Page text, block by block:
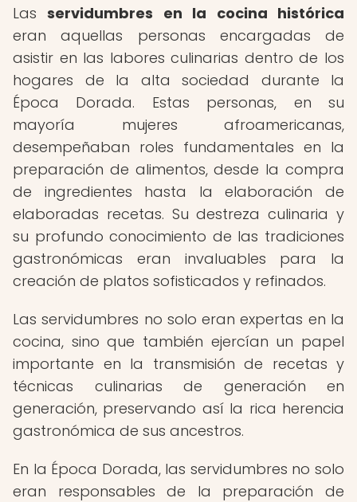
Lasservidumbres en la cocina histórica
eran aquellas personas encargadas de
asistir en las labores culinarias dentro de los
hogares de la alta sociedad durante la
Época Dorada. Estas personas, en su
mayoría mujeres afroamericanas,
desempeñaban roles fundamentales en la
preparación de alimentos, desde la compra
de ingredientes hasta la elaboración de
elaboradas recetas. Su destreza culinaria y
su profundo conocimiento de las tradiciones
gastronómicas eran invaluables para la
creación de platos sofisticados y refinados.
Las servidumbres no solo eran expertas en la
cocina, sino que también ejercían un papel
importante en la transmisión de recetas y
técnicas culinarias de generación en
generación, preservando así la rica herencia
gastronómica de sus ancestros.
En la Época Dorada, las servidumbres no solo
eran responsables de la preparación de